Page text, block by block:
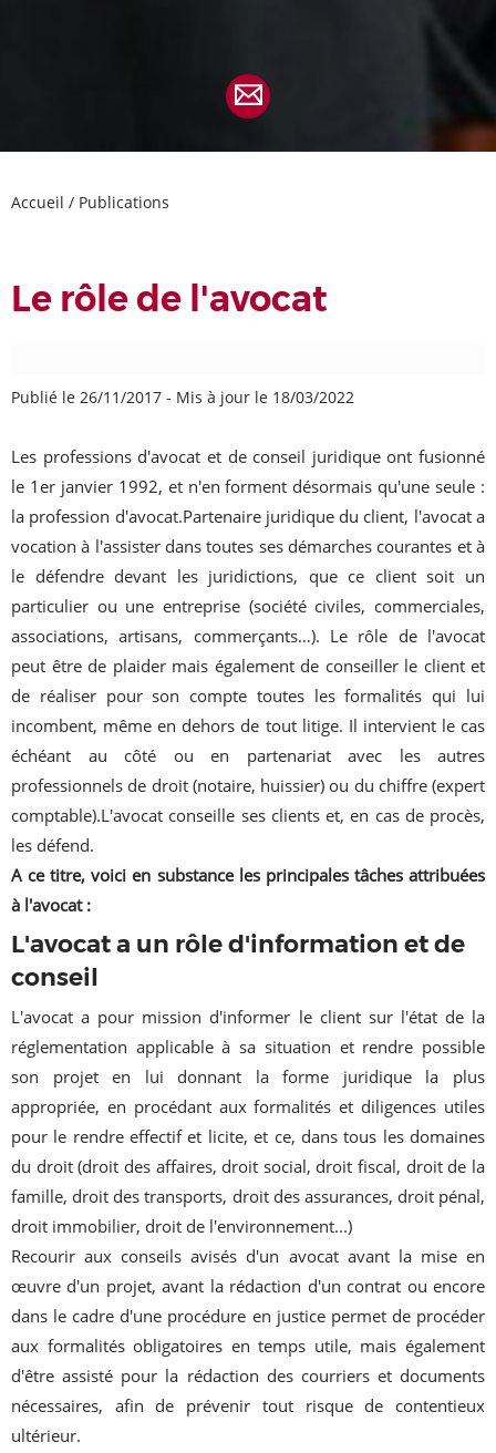
Accueil / Publications
Le rôle de l'avocat
Publié le 26/11/2017 - Mis à jour le 18/03/2022
Les professions d'avocat et de conseil juridique ont fusionné
le 1er janvier 1992, et n'en forment désormais qu'une seule :
la profession d'avocat.Partenaire juridique du client, l'avocat a
vocation à l'assister dans toutes ses démarches courantes et à
le défendre devant les juridictions, que ce client soit un
particulier ou une entreprise (société civiles, commerciales,
associations, artisans, commerçants…). Le rôle de l'avocat
peut être de plaider mais également de conseiller le client et
de réaliser pour son compte toutes les formalités qui lui
incombent, même en dehors de tout litige. Il intervient le cas
échéant au côté ou en partenariat avec les autres
professionnels de droit (notaire, huissier) ou du chiffre (expert
comptable).L'avocat conseille ses clients et, en cas de procès,
les défend.
A ce titre, voici en substance les principales tâches attribuées
à l'avocat :
L'avocat a un rôle d'information et de
conseil
L'avocat a pour mission d'informer le client sur l'état de la
réglementation applicable à sa situation et rendre possible
son projet en lui donnant la forme juridique la plus
appropriée, en procédant aux formalités et diligences utiles
pour le rendre effectif et licite, et ce, dans tous les domaines
du droit (droit des affaires, droit social, droit fiscal, droit de la
famille, droit des transports, droit des assurances, droit pénal,
droit immobilier, droit de l'environnement...)
Recourir aux conseils avisés d'un avocat avant la mise en
œuvre d'un projet, avant la rédaction d'un contrat ou encore
dans le cadre d'une procédure en justice permet de procéder
aux formalités obligatoires en temps utile, mais également
d'être assisté pour la rédaction des courriers et documents
nécessaires, afin de prévenir tout risque de contentieux
ultérieur.